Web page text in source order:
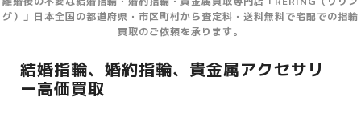
グ）」日本全国の都道府県・市区町村から査定料・送料無料で宅配での指輪
買取のご依頼を承ります。
結婚指輪、婚約指輪、貴金属アクセサリ
ー高価買取